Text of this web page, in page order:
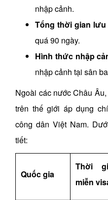
nhập cảnh.
Tổng thời gian
quá 90 ngày.
Hình thức nhập
nhập cảnh tại sân
Ngoài các nước Châu
trên thế giới áp dụng
công dân Việt Nam.
tiết:
Quốc gia
Thời
miễn